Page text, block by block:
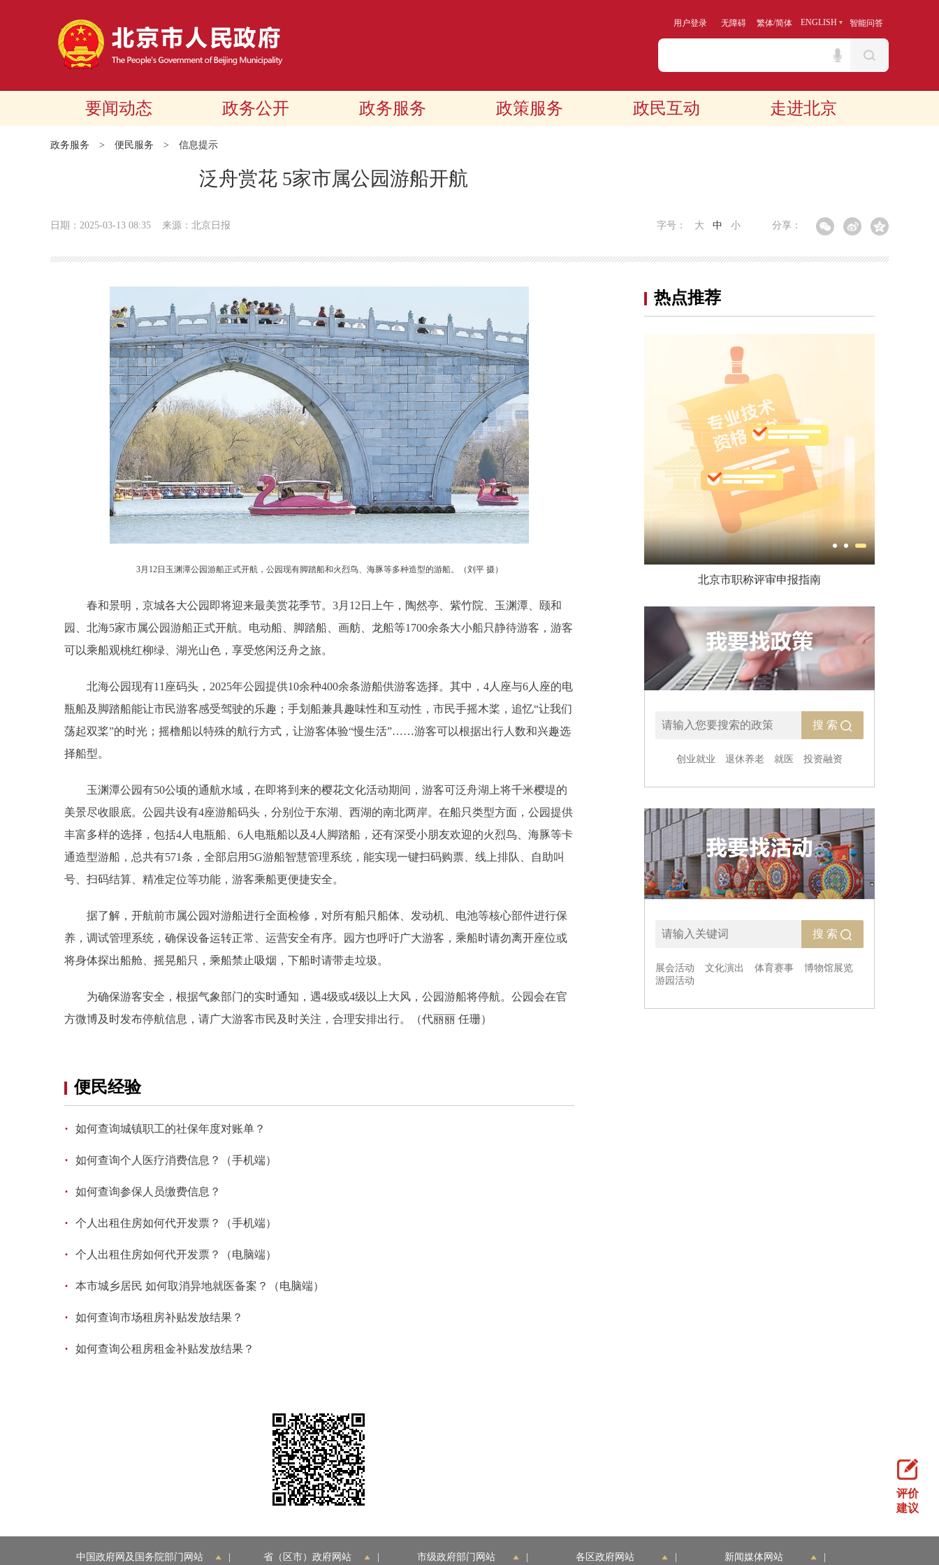
用户登录 无障碍 繁体/简体 ENGLISH 智能问答
要闻动态 政务公开 政务服务 政策服务 政民互动 走进北京
政务服务 > 便民服务 > 信息提示
泛舟赏花 5家市属公园游船开航
日期：2025-03-13 08:35 来源：北京日报 分享：
字号： 大 中 小
3月12日玉渊潭公园游船正式开航，公园现有脚踏船和火烈鸟、海豚等多种造型的游船。（刘平 摄）
春和景明，京城各大公园即将迎来最美赏花季节。3月12日上午，陶然亭、紫竹院、玉渊潭、颐和
园、北海5家市属公园游船正式开航。电动船、脚踏船、画舫、龙船等1700余条大小船只静待游客，游客
可以乘船观桃红柳绿、湖光山色，享受悠闲泛舟之旅。
北海公园现有11座码头，2025年公园提供10余种400余条游船供游客选择。其中，4人座与6人座的电
瓶船及脚踏船能让市民游客感受驾驶的乐趣；手划船兼具趣味性和互动性，市民手摇木桨，追忆“让我们
荡起双桨”的时光；摇橹船以特殊的航行方式，让游客体验“慢生活”……游客可以根据出行人数和兴趣选
择船型。
玉渊潭公园有50公顷的通航水域，在即将到来的樱花文化活动期间，游客可泛舟湖上将千米樱堤的
美景尽收眼底。公园共设有4座游船码头，分别位于东湖、西湖的南北两岸。在船只类型方面，公园提供
丰富多样的选择，包括4人电瓶船、6人电瓶船以及4人脚踏船，还有深受小朋友欢迎的火烈鸟、海豚等卡
通造型游船，总共有571条，全部启用5G游船智慧管理系统，能实现一键扫码购票、线上排队、自助叫
号、扫码结算、精准定位等功能，游客乘船更便捷安全。
据了解，开航前市属公园对游船进行全面检修，对所有船只船体、发动机、电池等核心部件进行保
养，调试管理系统，确保设备运转正常、运营安全有序。园方也呼吁广大游客，乘船时请勿离开座位或
将身体探出船舱、摇晃船只，乘船禁止吸烟，下船时请带走垃圾。
为确保游客安全，根据气象部门的实时通知，遇4级或4级以上大风，公园游船将停航。公园会在官
方微博及时发布停航信息，请广大游客市民及时关注，合理安排出行。（代丽丽 任珊）
便民经验
· 如何查询城镇职工的社保年度对账单？
· 如何查询个人医疗消费信息？（手机端）
· 如何查询参保人员缴费信息？
· 个人出租住房如何代开发票？（手机端）
· 个人出租住房如何代开发票？（电脑端）
· 本市城乡居民 如何取消异地就医备案？（电脑端）
· 如何查询市场租房补贴发放结果？
· 如何查询公租房租金补贴发放结果？
热点推荐
评价
建议
中国政府网及国务院部门网站 | 省（区市）政府网站 | 市级政府部门网站 | 各区政府网站 | 新闻媒体网站 |